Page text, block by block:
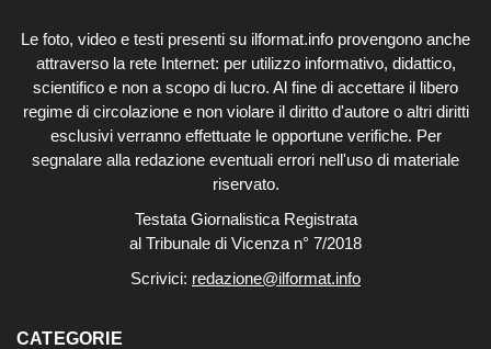
Le foto, video e testi presenti su ilformat.info provengono anche
attraverso la rete Internet: per utilizzo informativo, didattico,
scientifico e non a scopo di lucro. Al fine di accettare il libero
regime di circolazione e non violare il diritto d'autore o altri diritti
esclusivi verranno effettuate le opportune verifiche. Per
segnalare alla redazione eventuali errori nell'uso di materiale
riservato.
Testata Giornalistica Registrata
al Tribunale di Vicenza n° 7/2018
Scrivici: redazione@ilformat.info
CATEGORIE